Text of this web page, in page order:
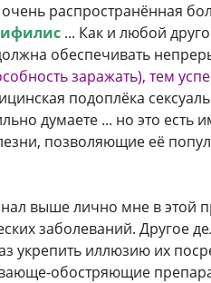
распространённая
... Как и любой
обеспечивать
заражать), тем
подоплёка
думаете ... но это
позволяющие её
выше лично мне в этой
заболеваний. Другое
укрепить иллюзию их
обостряющие